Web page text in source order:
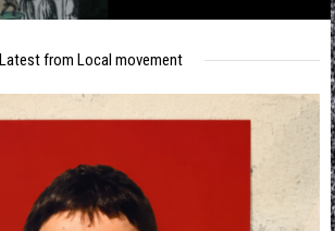
Latest from Local movement